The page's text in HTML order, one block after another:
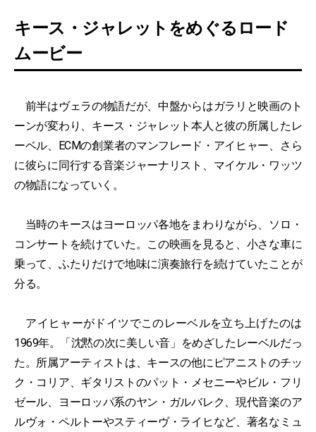
キース・ジャレットをめぐるロード
ムービー
前半はヴェラの物語だが、中盤からはガラリと映画のト
ーンが変わり、キース・ジャレット本人と彼の所属したレ
ーベル、ECMの創業者のマンフレード・アイヒャー、さら
に彼らに同行する音楽ジャーナリスト、マイケル・ワッツ
の物語になっていく。
当時のキースはヨーロッパ各地をまわりながら、ソロ・
コンサートを続けていた。この映画を見ると、小さな車に
乗って、ふたりだけで地味に演奏旅行を続けていたことが
分る。
アイヒャーがドイツでこのレーベルを立ち上げたのは
1969年。「沈黙の次に美しい音」をめざしたレーベルだっ
た。所属アーティストは、キースの他にピアニストのチッ
ク・コリア、ギタリストのパット・メセニーやビル・フリ
ゼール、ヨーロッパ系のヤン・ガルバレク、現代音楽のア
ルヴォ・ペルトーやスティーヴ・ライヒなど、著名なミュ